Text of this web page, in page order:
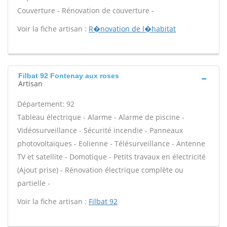
Couverture - Rénovation de couverture -
Voir la fiche artisan : R�novation de l�habitat
Filbat 92 Fontenay aux roses
Artisan
Département: 92
Tableau électrique - Alarme - Alarme de piscine -
Vidéosurveillance - Sécurité incendie - Panneaux
photovoltaïques - Eolienne - Télésurveillance - Antenne
TV et satellite - Domotique - Petits travaux en électricité
(Ajout prise) - Rénovation électrique complète ou
partielle -
Voir la fiche artisan : Filbat 92